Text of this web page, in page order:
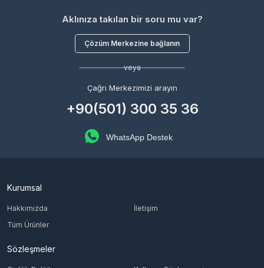
Aklınıza takılan bir soru mu var?
Çözüm Merkezine bağlanın
veya
Çağrı Merkezimizi arayın
+90(501) 300 35 36
WhatsApp Destek
Kurumsal
Hakkımızda
İletişim
Tüm Ürünler
Sözleşmeler